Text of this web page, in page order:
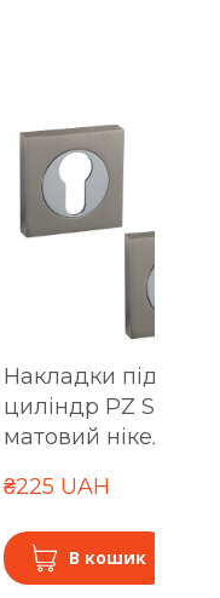
Накладки під
циліндр PZ SIBA
матовий нікель-
₴225 UAH
В кошик